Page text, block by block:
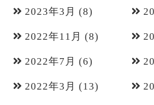
2023年3月 (8)
2022年11月 (8)
2022年7月 (6)
2022年3月 (13)